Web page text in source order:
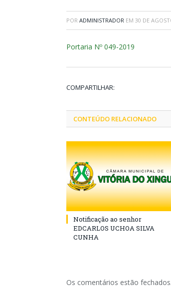
POR ADMINISTRADOR EM 30 DE
Portaria Nº 049-2019
COMPARTILHAR:
CONTEÚDO RELACIONADO
Notificação ao senhor
EDCARLOS UCHOA SILVA
CUNHA
Os comentários estão fechados.